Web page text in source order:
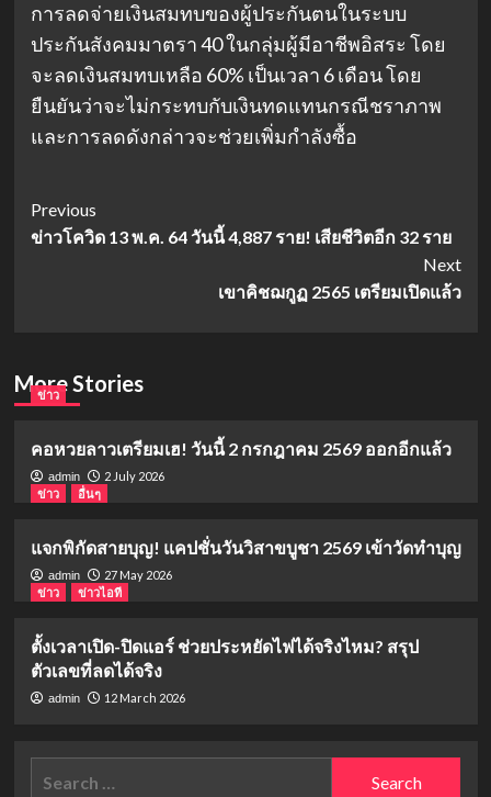
การลดจ่ายเงินสมทบของผู้ประกันตนในระบบ
ประกันสังคมมาตรา 40 ในกลุ่มผู้มีอาชีพอิสระ โดย
จะลดเงินสมทบเหลือ 60% เป็นเวลา 6 เดือน โดย
ยืนยันว่าจะไม่กระทบกับเงินทดแทนกรณีชราภาพ
และการลดดังกล่าวจะช่วยเพิ่มกำลังซื้อ
Post
Navigation
Previous
ข่าวโควิด 13 พ.ค. 64 วันนี้ 4,887 ราย! เสียชีวิตอีก 32 ราย
Next
เขาคิชฌกูฏ 2565 เตรียมเปิดแล้ว
More Stories
ข่าว
คอหวยลาวเตรียมเฮ! วันนี้ 2 กรกฎาคม 2569 ออกอีกแล้ว
admin
2 July 2026
ข่าว
อื่นๆ
แจกพิกัดสายบุญ! แคปชั่นวันวิสาขบูชา 2569 เข้าวัดทำบุญ
admin
27 May 2026
ข่าว
ข่าวไอที
ตั้งเวลาเปิด-ปิดแอร์ ช่วยประหยัดไฟได้จริงไหม? สรุป
ตัวเลขที่ลดได้จริง
admin 12 March 2026